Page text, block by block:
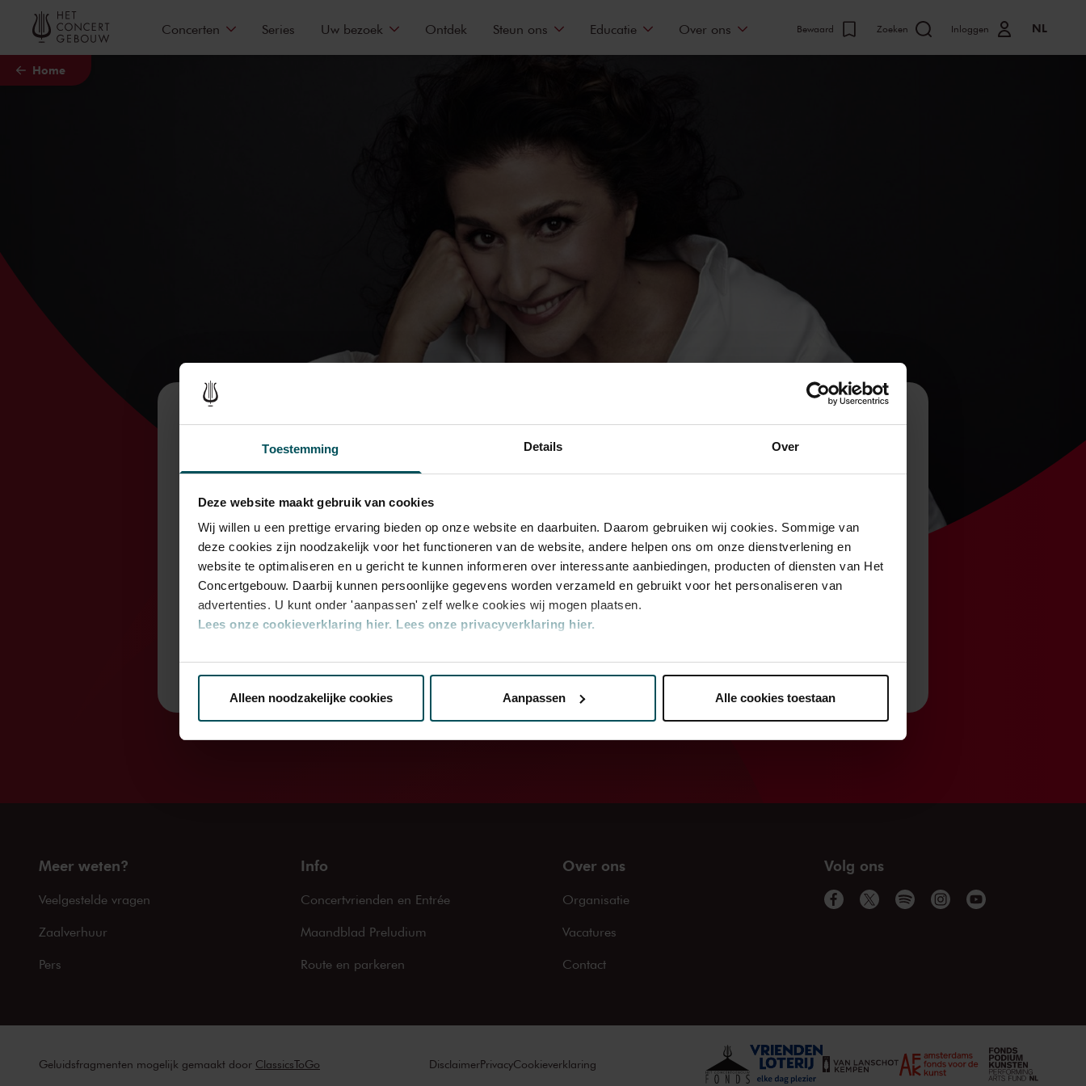
Toestemming Details Over
Deze website maakt gebruik van cookies
Wij willen u een prettige ervaring bieden op onze website en daarbuiten. Daarom gebruiken wij cookies. Sommige van
deze cookies zijn noodzakelijk voor het functioneren van de website, andere helpen ons om onze dienstverlening en
website te optimaliseren en u gericht te kunnen informeren over interessante aanbiedingen, producten of diensten van Het
Concertgebouw. Daarbij kunnen persoonlijke gegevens worden verzameld en gebruikt voor het personaliseren van
advertenties. U kunt onder 'aanpassen' zelf welke cookies wij mogen plaatsen.
Lees onze cookieverklaring hier. Lees onze privacyverklaring hier.
Via decookieverklaringop onze website kunt u uw toestemming op elk moment wijzigen of intrekken.
We werken samen met32 derdendie uw gegevens kunnen ontvangen en verwerken.
Alleen noodzakelijke cookies Aanpassen Alle cookies toestaan
Naar hoofdcontent
Home
Concerten Series Uw bezoek Ontdek Steun ons Educatie Over ons Bewaard Zoeken Inloggen NL
Wereldberoemd
Beleef een avond op topniveau
In Het Concertgebouw hoort u de allergrootste klassieke musici. Van Cecilia Bartoli tot
Janine Jansen, van Fazıl Say tot Iván Fischer, zij raken hun publiek direct in het hart. De
fantastische akoestiek van de Grote Zaal geeft hun optredens een extra gouden randje.
Van harte aanbevolen!
Meer weten?
Veelgestelde vragen
Zaalverhuur
Pers
Info
Concertvrienden en Entrée
Maandblad Preludium
Route en parkeren
Over ons
Organisatie
Vacatures
Contact
Volg ons
Geluidsfragmenten mogelijk gemaakt door ClassicsToGo DisclaimerPrivacyCookieverklaring